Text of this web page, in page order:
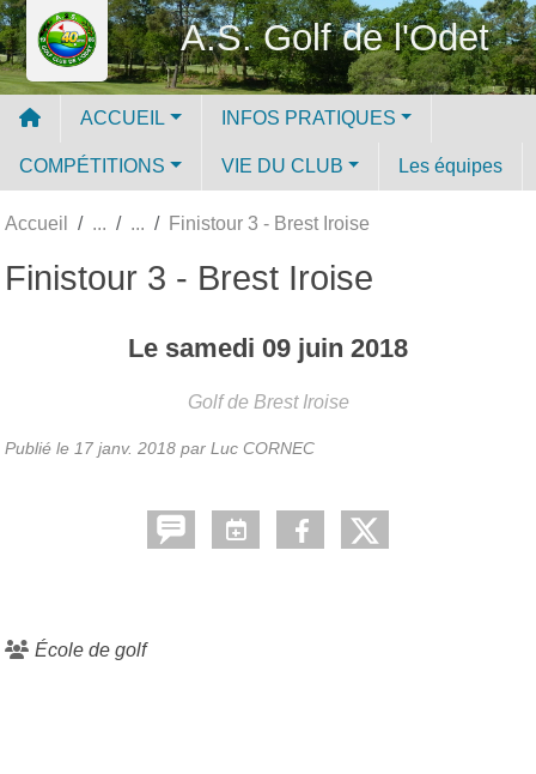
A.S. Golf de l'Odet
ACCUEIL INFOS PRATIQUES
COMPÉTITIONS VIE DU CLUB Les équipes
Accueil Finistour 3 - Brest Iroise
Finistour 3 - Brest Iroise
Le samedi 09 juin 2018
Golf de Brest Iroise
Publié le 17 janv. 2018 par Luc CORNEC
École de golf
Panneau de gestion des cookies